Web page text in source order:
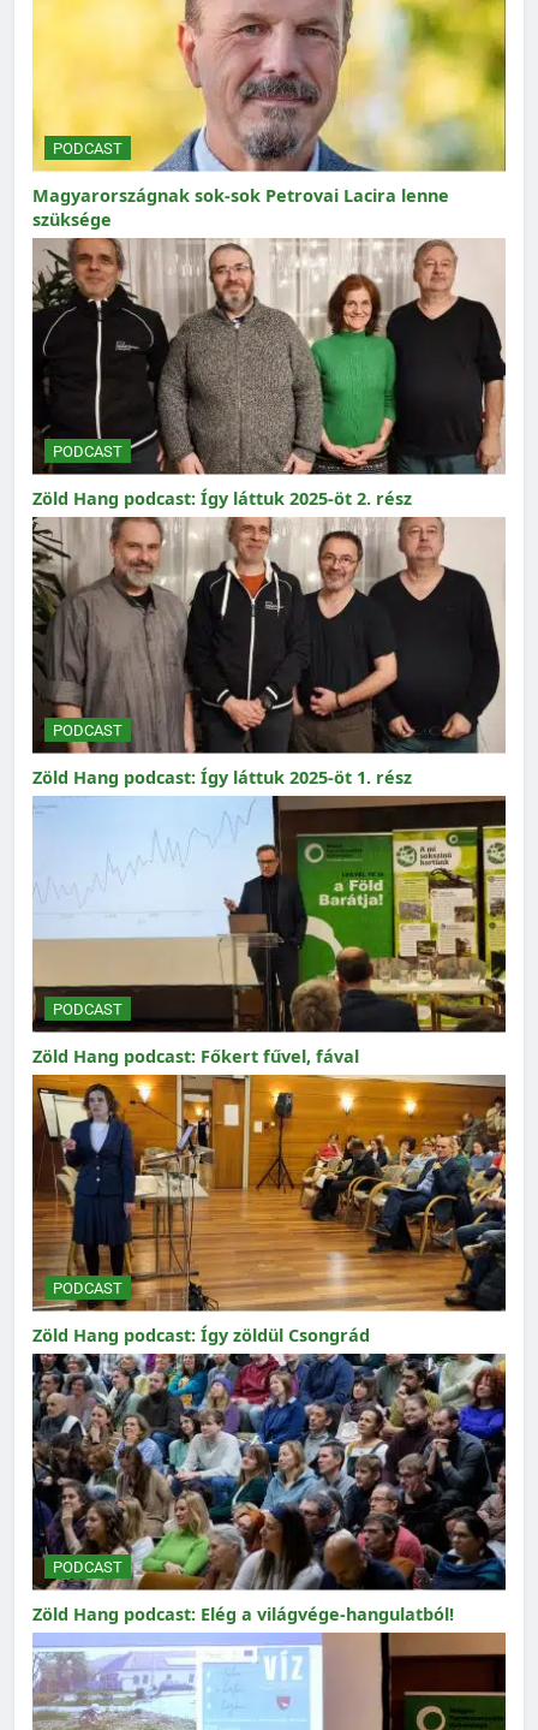
PODCAST
Magyarországnak sok-sok Petrovai Lacira lenne
szüksége
PODCAST
Zöld Hang podcast: Így láttuk 2025-öt 2. rész
PODCAST
Zöld Hang podcast: Így láttuk 2025-öt 1. rész
PODCAST
Zöld Hang podcast: Főkert fűvel, fával
PODCAST
Zöld Hang podcast: Így zöldül Csongrád
PODCAST
Zöld Hang podcast: Elég a világvége-hangulatból!